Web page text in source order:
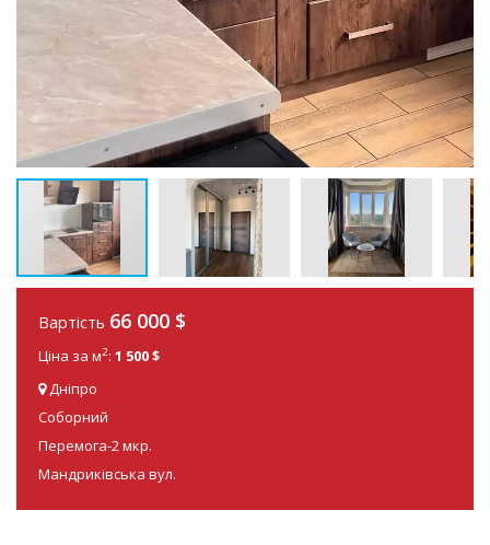
Вартість 66 000 $
Ціна за м2: 1 500 $
Дніпро
Соборний
Перемога-2 мкр.
Мандриківська вул.